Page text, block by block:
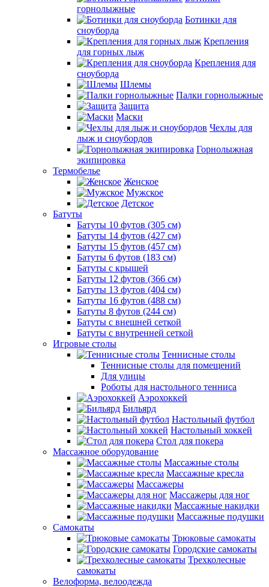
горнолыжные
Ботинки для
сноуборда
Крепления
для горных лыж
Крепления для
сноуборда
Шлемы
Палки горнолыжные
Защита
Маски
Чехлы для
лыж и сноубордов
Горнолыжная
экипировка
Термобелье
Женское
Мужское
Детское
Батуты
Батуты 10 футов (305 см)
Батуты 14 футов (427 см)
Батуты 15 футов (457 см)
Батуты 6 футов (183 см)
Батуты с крышей
Батуты 12 футов (366 см)
Батуты 13 футов (404 см)
Батуты 16 футов (488 см)
Батуты 8 футов (244 см)
Батуты с внешней сеткой
Батуты с внутренней сеткой
Игровые столы
Теннисные столы
Теннисные столы для помещений
Для улицы
Роботы для настольного тенниса
Аэрохоккей
Бильярд
Настольный футбол
Настольный хоккей
Стол для покера
Массажное оборудование
Массажные столы
Массажные кресла
Массажеры
Массажеры для ног
Массажные накидки
Массажные подушки
Самокаты
Трюковые самокаты
Городские самокаты
Трехколесные
самокаты
Велоформа, велоодежда